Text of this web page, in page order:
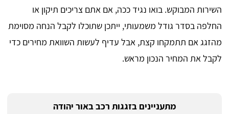
השירות המבוקש. בואו נגיד ככה, אם אתם צריכים תיקון או
החלפה בסדר גודל משמעותי, ייתכן שתוכלו לקבל הנחה מסוימת
מהזגג אם תתמקחו קצת, אבל עדיף לעשות השוואת מחירים כדי
לקבל את המחיר הנכון מראש.
מתעניינים בזגגות רכב באור יהודה